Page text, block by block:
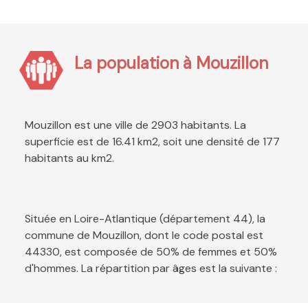
La population à Mouzillon
Mouzillon est une ville de 2903 habitants. La
superficie est de 16.41 km2, soit une densité de 177
habitants au km2.
Située en Loire-Atlantique (département 44), la
commune de Mouzillon, dont le code postal est
44330, est composée de 50% de femmes et 50%
d'hommes. La répartition par âges est la suivante :